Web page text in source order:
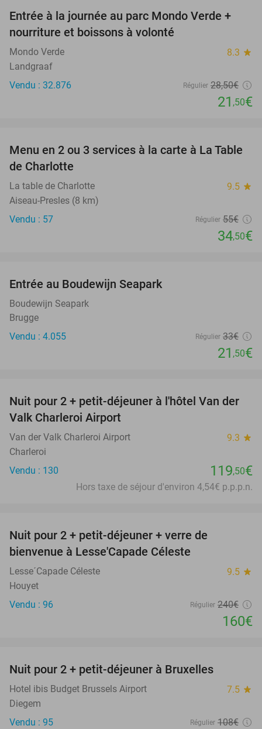
25%
Entrée à la journée au parc Mondo Verde +
nourriture et boissons à volonté
Mondo Verde 8.3 star
Landgraaf
Vendu : 32.876
Régulier 28,50€
21 ,50€
37%
Menu en 2 ou 3 services à la carte à La Table
de Charlotte
La table de Charlotte 9.5 star
Aiseau-Presles (8 km)
Vendu : 57
Régulier 55€
34,50€
Entrée au Boudewijn Seapark
Boudewijn Seapark
Brugge
Vendu : 4.055
Régulier 33€
21 ,50€
Nuit pour 2 + petit-déjeuner à l'hôtel Van der
Valk Charleroi Airport
Van der Valk Charleroi Airport 9.3 star
Charleroi
Vendu : 130
119,50€
Hors taxe de séjour d'environ 4,54€ p.p.p.n.
Nuit pour 2 + petit-déjeuner + verre de
bienvenue à Lesse'Capade Céleste
Lesse´Capade Céleste 9.5 star
Houyet
Vendu : 96
Régulier 240€
160€
Nuit pour 2 + petit-déjeuner à Bruxelles
Hotel ibis Budget Brussels Airport 7.5 star
Diegem
Vendu : 95
Régulier 108€